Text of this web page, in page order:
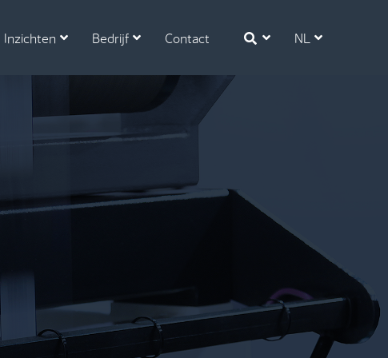
Inzichten Bedrijf Contact NL